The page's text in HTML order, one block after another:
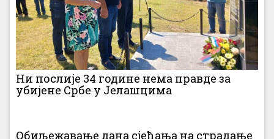
Ни послије 34 године нема правде за
убијене Србе у Јелашцима
Обиљежавање дана сјећања на страдање